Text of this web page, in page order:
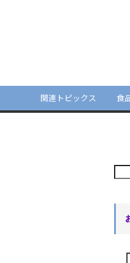
関連トピックス 食